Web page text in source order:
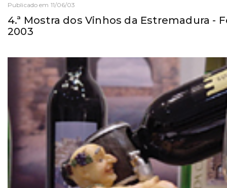
Publicado em 11/06/03
4.ª Mostra dos Vinhos da Estremadura -
2003